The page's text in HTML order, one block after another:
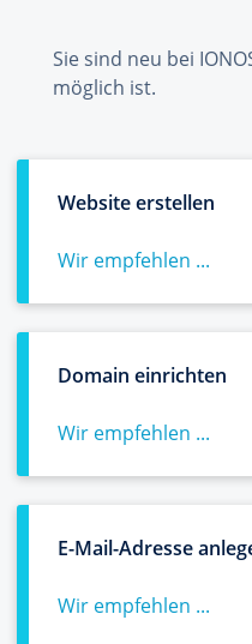
Sie sind neu bei
möglich ist.
Website erstellen
Wir empfehlen ...
Domain einrichten
Wir empfehlen ...
E-Mail-Adresse
Wir empfehlen ...